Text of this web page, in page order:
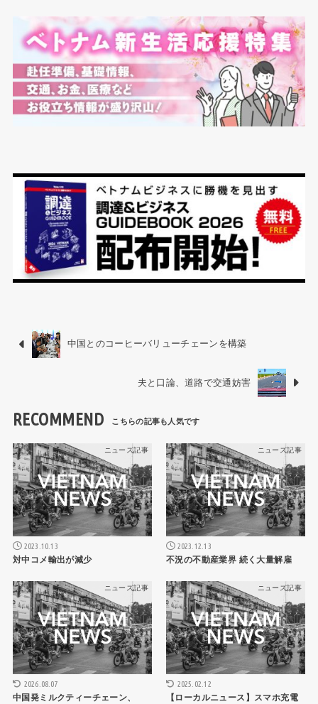
中国とのコーヒーバリューチェーンを構築
夫と口論、道路で交通妨害
RECOMMEND
ニュース記事
2023.10.13
対中コメ輸出が減少
ニュース記事
2023.12.13
不況の不動産業界 続く大量解雇
ニュース記事
2026.08.07
中国発ミルクティーチェーン、
ニュース記事
2025.02.12
【ローカルニュース】スマホ充電